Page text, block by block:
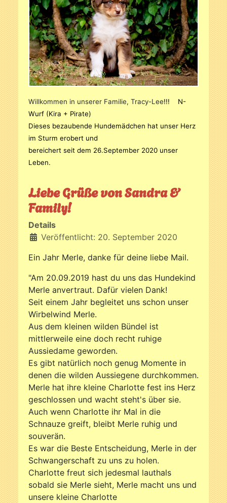
Willkommen in unserer Familie, Tracy-Lee!!! N-
Wurf (Kira + Pirate)
Dieses bezaubende Hundemädchen hat unser Herz
im Sturm erobert und
bereichert seit dem 26.September 2020 unser
Leben.
Liebe Grüße von Sandra &
Family!
Details
Veröffentlicht: 20. September 2020
Ein Jahr Merle, danke für deine liebe Mail.
"Am 20.09.2019 hast du uns das Hundekind
Merle anvertraut. Dafür vielen Dank!
Seit einem Jahr begleitet uns schon unser
Wirbelwind Merle.
Aus dem kleinen wilden Bündel ist
mittlerweile eine doch recht ruhige
Aussiedame geworden.
Es gibt natürlich noch genug Momente in
denen die wilden Aussiegene durchkommen.
Merle hat ihre kleine Charlotte fest ins Herz
geschlossen und wacht steht's über sie.
Auch wenn Charlotte ihr Mal in die
Schnauze greift, bleibt Merle ruhig und
souverän.
Es war die Beste Entscheidung, Merle in der
Schwangerschaft zu uns zu holen.
Charlotte freut sich jedesmal lauthals
sobald sie Merle sieht, Merle macht uns und
unsere kleine Charlotte